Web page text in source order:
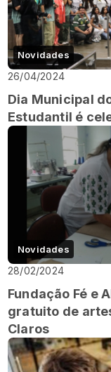
Novidades
26/04/2024
Dia Municipal
Estudantil é
Novidades
28/02/2024
Fundação Fé e
gratuito de
Claros